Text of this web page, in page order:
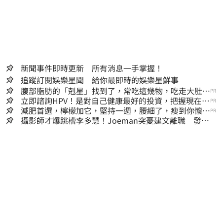
新聞事件即時更新 所有消息一手掌握！
追蹤訂閱娛樂星聞 給你最即時的娛樂星鮮事
腹部脂肪的「剋星」找到了，常吃這幾物，吃走大肚
囊，瘦出小蠻腰
PR
立即諮詢HPV！是對自己健康最好的投資，把握現在不
嫌晚！
PR
減肥首選，檸檬加它，堅持一週，腰細了，瘦到你懷疑
人生
PR
攝影師才爆跳槽李多慧！Joeman突憂建文離職 發聲